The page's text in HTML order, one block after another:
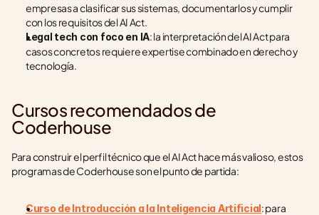
empresas a clasificar sus sistemas, documentarlos y cumplir
con los requisitos del AI Act.
Legal tech con foco en IA: la interpretación del AI Act para
casos concretos requiere expertise combinado en derecho y
tecnología.
Cursos recomendados de
Coderhouse
Para construir el perfil técnico que el AI Act hace más valioso, estos
programas de Coderhouse son el punto de partida:
Curso de Introducción a la Inteligencia Artificial: para